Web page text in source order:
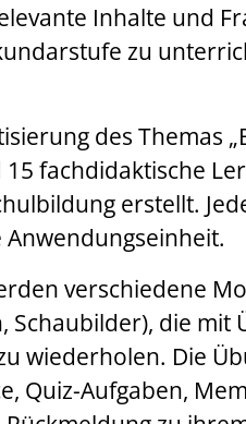
Inhalte und
zu
des Themas
fachdidaktische
erstellt.
verschiedene
Schaubilder), die
wiederholen. Die
Quiz-Aufgaben,